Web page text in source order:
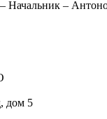
Начальник –
дом 5